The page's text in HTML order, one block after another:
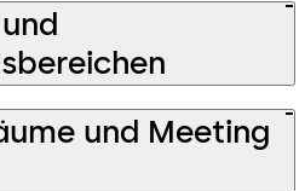
und Meeting